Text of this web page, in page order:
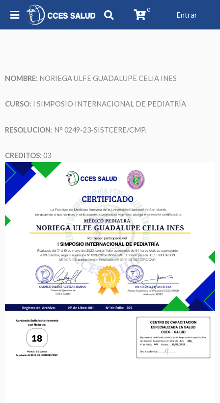
0
Entrar
NOMBRE: NORIEGA ULFE GUADALUPE CELIA INES
CURSO: I SIMPOSIO INTERNACIONAL DE PEDIATRÍA
RESOLUCION: N° 0249-23-SISTCERE/CMP.
CREDITOS: 03